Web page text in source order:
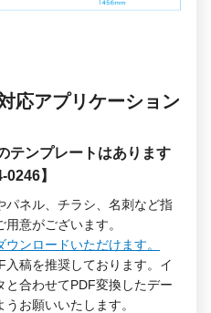
応アプリケーション
テンプレートはあります
】
パネル、チラシ、名刺など指
意がございます。
ンロードいただけます。
入稿を推奨しております。イ
と合わせてPDF変換したデー
お願いいたします。